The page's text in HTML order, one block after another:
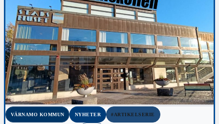
VÄRNAMO KOMMUN NYHETER #ARTIKELSERIE